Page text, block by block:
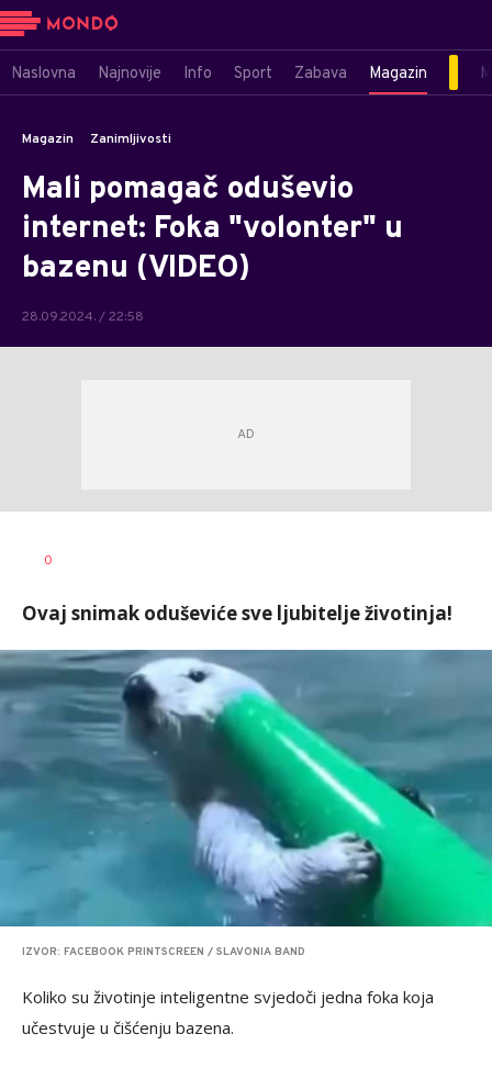
Naslovna Najnovije Info Sport Zabava Magazin
Magazin Zanimljivosti
Mali pomagač oduševio
internet: Foka "volonter" u
bazenu (VIDEO)
28.09.2024. / 22:58
AUTOR
0
Ovaj snimak oduševiće sve ljubitelje životinja!
IZVOR: FACEBOOK PRINTSCREEN / SLAVONIA BAND
Koliko su životinje inteligentne svjedoči jedna foka koja
učestvuje u čišćenju bazena.